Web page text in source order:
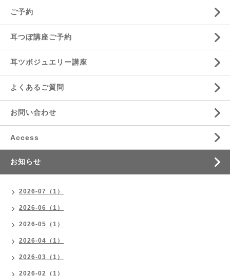
ご予約
耳つぼ講座ご予約
耳ツボジュエリー講座
よくあるご質問
お問い合わせ
Access
お知らせ
2026-07（1）
2026-06（1）
2026-05（1）
2026-04（1）
2026-03（1）
2026-02（1）